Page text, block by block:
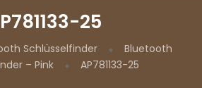
25
Schlüsselfinder
Bluetooth
– Pink
AP781133-25